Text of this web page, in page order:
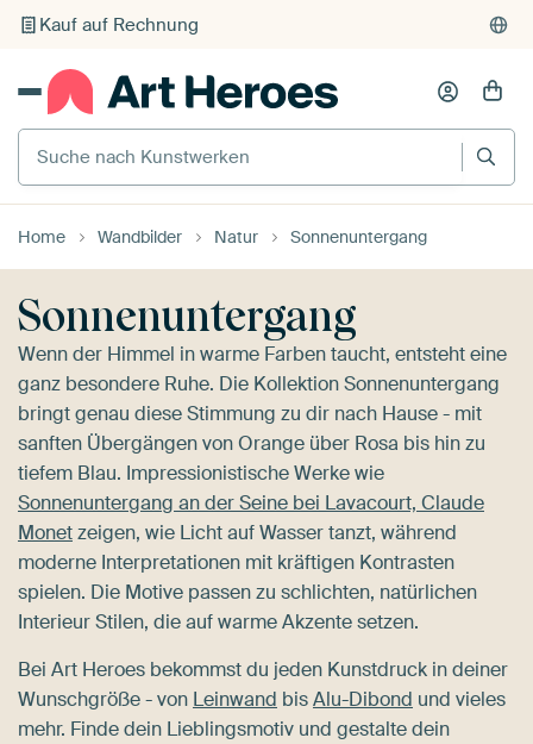
Individueller Druck auf Bestellung
Suche nach Kunstwerken
Home Wandbilder Natur Sonnenuntergang
Sonnenuntergang
Wenn der Himmel in warme Farben taucht, entsteht eine
ganz besondere Ruhe. Die Kollektion Sonnenuntergang
bringt genau diese Stimmung zu dir nach Hause - mit
sanften Übergängen von Orange über Rosa bis hin zu
tiefem Blau. Impressionistische Werke wie
Sonnenuntergang an der Seine bei Lavacourt, Claude
Monetzeigen, wie Licht auf Wasser tanzt, während
moderne Interpretationen mit kräftigen Kontrasten
spielen. Die Motive passen zu schlichten, natürlichen
Interieur Stilen, die auf warme Akzente setzen.
Bei Art Heroes bekommst du jeden Kunstdruck in deiner
Wunschgröße - von Leinwand bisAlu-Dibond und vieles
mehr. Finde dein Lieblingsmotiv und gestalte dein